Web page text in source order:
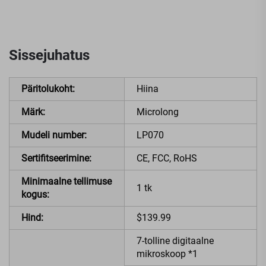
Sissejuhatus
Päritolukoht: Hiina
Märk: Microlong
Mudeli number: LP070
Sertifitseerimine: CE, FCC, RoHS
Minimaalne tellimuse
kogus:
1 tk
Hind: $139.99
7-tolline digitaalne
mikroskoop *1